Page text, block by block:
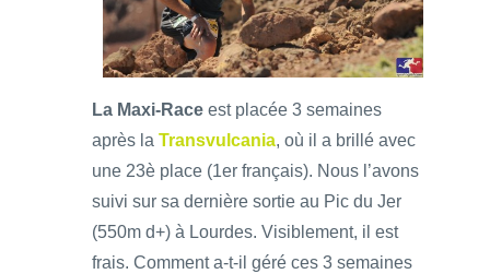
La Maxi-Race est placée 3 semaines
après la Transvulcania, où il a brillé avec
une 23è place (1er français). Nous l’avons
suivi sur sa dernière sortie au Pic du Jer
(550m d+) à Lourdes. Visiblement, il est
frais. Comment a-t-il géré ces 3 semaines